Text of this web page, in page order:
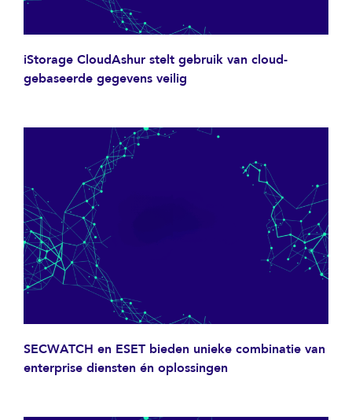
iStorage CloudAshur stelt gebruik van cloud-
gebaseerde gegevens veilig
SECWATCH en ESET bieden unieke combinatie van
enterprise diensten én oplossingen